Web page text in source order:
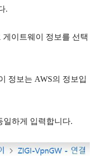
.
게이트웨이 정보를 선택
정보는 AWS의 정보입
일하게 입력합니다.